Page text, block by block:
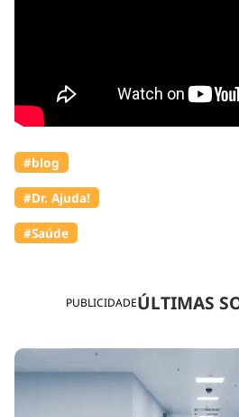
PUBLICIDADEÚLTIMAS
#blog
#Dr. Ajuda!
#Saúde